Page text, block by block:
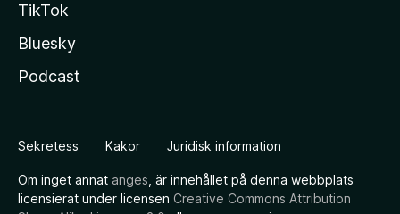
TikTok
Bluesky
Podcast
Sekretess Kakor Juridisk information
Om inget annat anges , är innehållet på denna webbplats
licensierat under licensen Creative Commons Attribution